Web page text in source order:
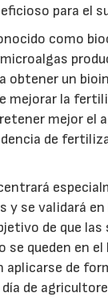
para el
como
obtener un
mejorar la
mejor el
de
y se validará
de que las
se queden en
aplicarse de
de